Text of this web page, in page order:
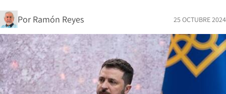
Por Ramón Reyes 25 OCTUBRE 2024